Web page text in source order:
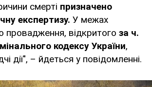
смерті призначено
експертизу. У межах
провадження, відкритого за ч.
кодексу України,
дії", – йдеться у повідомленні.